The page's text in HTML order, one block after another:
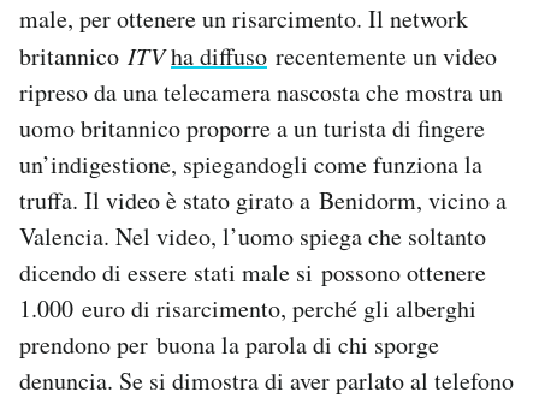
male, per ottenere un risarcimento. Il network
britannico ITVha diffuso recentemente un video
ripreso da una telecamera nascosta che mostra un
uomo britannico proporre a un turista di fingere
un’indigestione, spiegandogli come funziona la
truffa. Il video è stato girato a Benidorm, vicino a
Valencia. Nel video, l’uomo spiega che soltanto
dicendo di essere stati male si possono ottenere
1.000 euro di risarcimento, perché gli alberghi
prendono per buona la parola di chi sporge
denuncia. Se si dimostra di aver parlato al telefono